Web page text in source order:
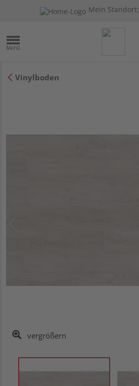
Mein Standort:
Vinylboden
vergrößern